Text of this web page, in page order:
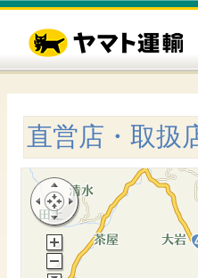
直営店・取扱